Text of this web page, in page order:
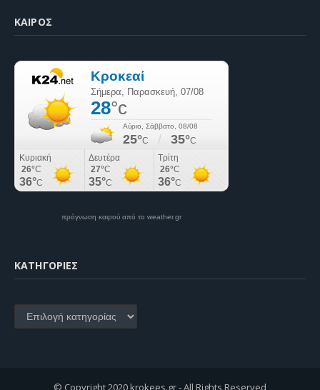
ΚΑΙΡΌΣ
πρόγνωση καιρού από το weather.gr
KΑΤΗΓΟΡΊΕΣ
Kατηγορίες
© Copyright 2020 krokees.gr - All Rights Reserved